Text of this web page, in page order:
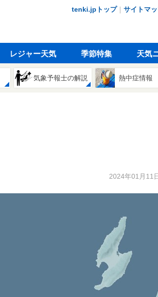
tenki.jpトップ｜ サイトマ
レジャー天気 季節特集 天気
気象予報士の解説 熱中症情報
2024年01月11